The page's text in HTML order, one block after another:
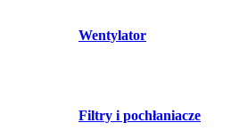
Wentylator
Filtry i pochłaniacze